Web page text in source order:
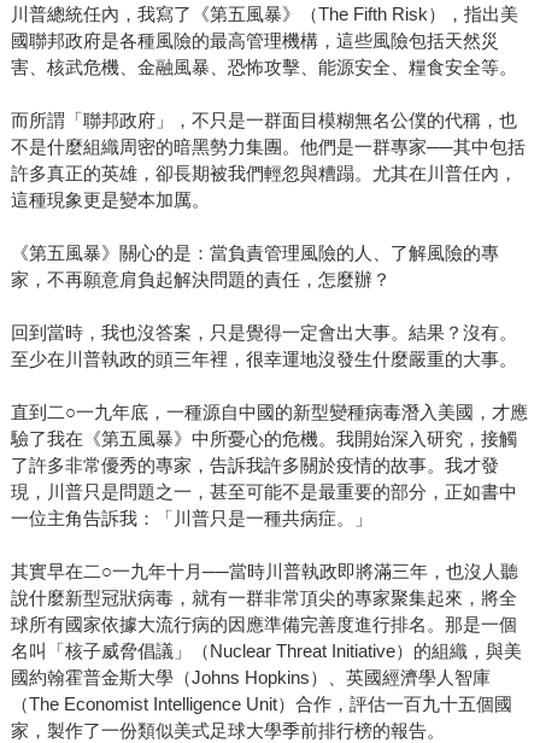
川普總統任內，我寫了《第五風暴》（The Fifth Risk），指出美
國聯邦政府是各種風險的最高管理機構，這些風險包括天然災
害、核武危機、金融風暴、恐怖攻擊、能源安全、糧食安全等。
而所謂「聯邦政府」，不只是一群面目模糊無名公僕的代稱，也
不是什麼組織周密的暗黑勢力集團。他們是一群專家──其中包括
許多真正的英雄，卻長期被我們輕忽與糟蹋。尤其在川普任內，
這種現象更是變本加厲。
《第五風暴》關心的是：當負責管理風險的人、了解風險的專
家，不再願意肩負起解決問題的責任，怎麼辦？
回到當時，我也沒答案，只是覺得一定會出大事。結果？沒有。
至少在川普執政的頭三年裡，很幸運地沒發生什麼嚴重的大事。
直到二○一九年底，一種源自中國的新型變種病毒潛入美國，才應
驗了我在《第五風暴》中所憂心的危機。我開始深入研究，接觸
了許多非常優秀的專家，告訴我許多關於疫情的故事。我才發
現，川普只是問題之一，甚至可能不是最重要的部分，正如書中
一位主角告訴我：「川普只是一種共病症。」
其實早在二○一九年十月──當時川普執政即將滿三年，也沒人聽
說什麼新型冠狀病毒，就有一群非常頂尖的專家聚集起來，將全
球所有國家依據大流行病的因應準備完善度進行排名。那是一個
名叫「核子威脅倡議」（Nuclear Threat Initiative）的組織，與美
國約翰霍普金斯大學（Johns Hopkins）、英國經濟學人智庫
（The Economist Intelligence Unit）合作，評估一百九十五個國
家，製作了一份類似美式足球大學季前排行榜的報告。